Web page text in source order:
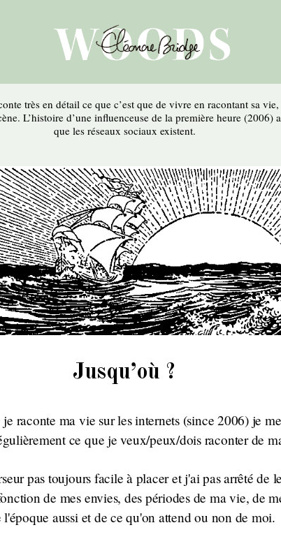
très en détail ce que c’est que de vivre en racontant sa
L’histoire d’une influenceuse de la première heure (2006)
que les réseaux sociaux existent.
Jusqu’où ?
raconte ma vie sur les internets (since 2006) je me
ce que je veux/peux/dois raconter de
pas toujours facile à placer et j'ai pas arrêté de
de mes envies, des périodes de ma vie, de
l'époque aussi et de ce qu'on attend ou non de moi.